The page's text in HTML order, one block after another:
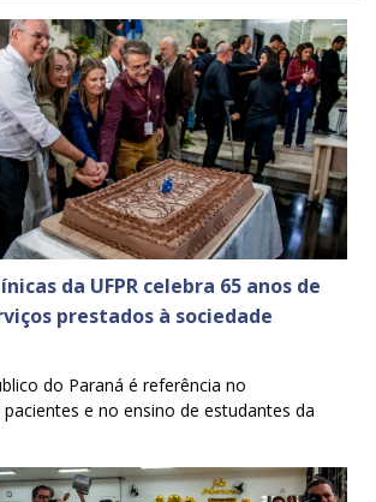
da UFPR celebra 65 anos de
prestados à sociedade
do Paraná é referência no
e no ensino de estudantes da